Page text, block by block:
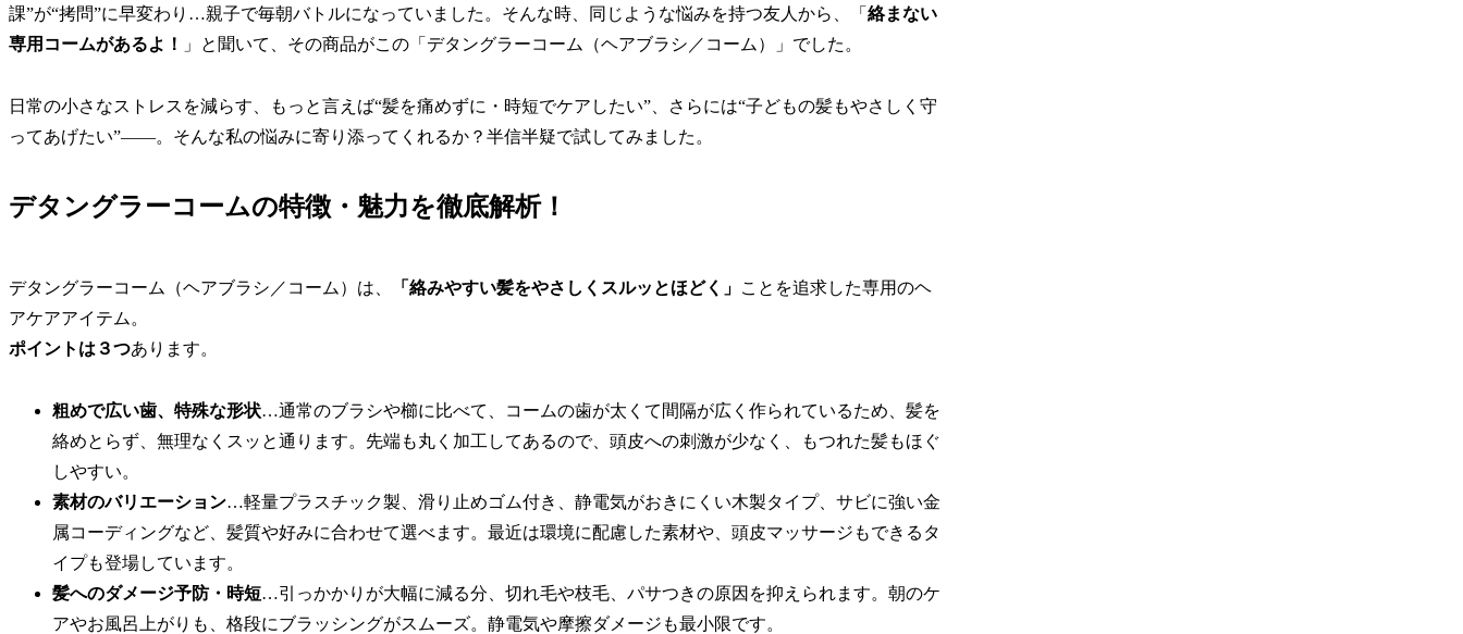
課”が“拷問”に早変わり…親子で毎朝バトルになっていました。そんな時、同じような悩みを持つ友人から、「 絡まない
専用コームがあるよ！
」と聞いて、その商品がこの「デタングラーコーム（ヘアブラシ／コーム）」でした。
日常の小さなストレスを減らす、もっと言えば“髪を痛めずに・時短でケアしたい”、さらには“子どもの髪もやさしく守
ってあげたい”――。そんな私の悩みに寄り添ってくれるか？半信半疑で試してみました。
デタングラーコームの特徴・魅力を徹底解析！
デタングラーコーム（ヘアブラシ／コーム）は、 「絡みやすい髪をやさしくスルッとほどく」 ことを追求した専用のヘ
アケアアイテム。
ポイントは３つあります。
粗めで広い歯、特殊な形状…通常のブラシや櫛に比べて、コームの歯が太くて間隔が広く作られているため、髪を
絡めとらず、無理なくスッと通ります。先端も丸く加工してあるので、頭皮への刺激が少なく、もつれた髪もほぐ
しやすい。
素材のバリエーション…軽量プラスチック製、滑り止めゴム付き、静電気がおきにくい木製タイプ、サビに強い金
属コーディングなど、髪質や好みに合わせて選べます。最近は環境に配慮した素材や、頭皮マッサージもできるタ
イプも登場しています。
髪へのダメージ予防・時短…引っかかりが大幅に減る分、切れ毛や枝毛、パサつきの原因を抑えられます。朝のケ
アやお風呂上がりも、格段にブラッシングがスムーズ。静電気や摩擦ダメージも最小限です。